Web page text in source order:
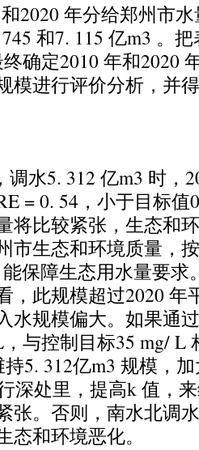
和2020 年分给郑州市
和7. 115 亿m3 。把
确定2010 年和2020
模进行评价分析 ， 并
， 调水5. 312 亿m3 时 ，
= 0. 54， 小于目标值
将比较紧张 ， 生态和
市生态和环境质量 ，
能保障生态用水量要求
， 此规模超过2020 年
水规模偏大。如果通
与控制目标35 mg/ L
持5. 312亿m3 规模 ，
深处里 ， 提高k值 ，
张。否则 ， 南水北调
态和环境恶化。